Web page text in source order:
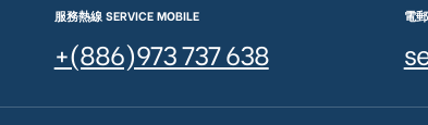
服務熱線 SERVICE MOBILE
+(886)973 737 638
電